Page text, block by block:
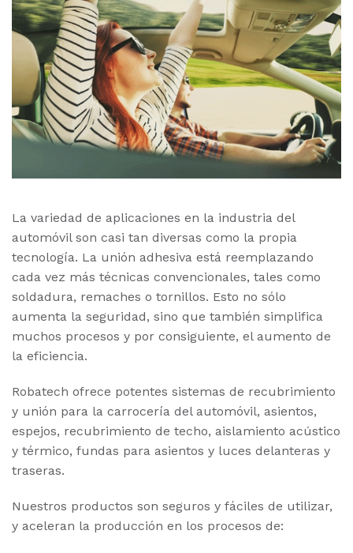
La variedad de aplicaciones en la industria del
automóvil son casi tan diversas como la propia
tecnología. La unión adhesiva está reemplazando
cada vez más técnicas convencionales, tales como
soldadura, remaches o tornillos. Esto no sólo
aumenta la seguridad, sino que también simplifica
muchos procesos y por consiguiente, el aumento de
la eficiencia.
Robatech ofrece potentes sistemas de recubrimiento
y unión para la carrocería del automóvil, asientos,
espejos, recubrimiento de techo, aislamiento acústico
y térmico, fundas para asientos y luces delanteras y
traseras.
Nuestros productos son seguros y fáciles de utilizar,
y aceleran la producción en los procesos de: